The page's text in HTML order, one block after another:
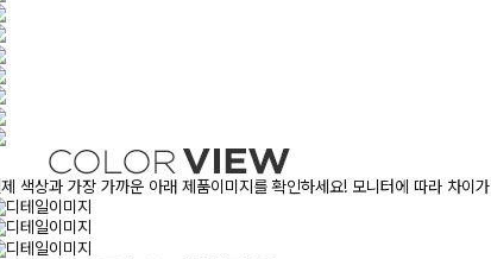
색상과 가장 가까운 아래 제품이미지를 확인하세요! 모니터에 따라 차이